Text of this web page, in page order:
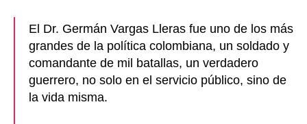
El Dr. Germán Vargas Lleras fue uno de los más
grandes de la política colombiana, un soldado y
comandante de mil batallas, un verdadero
guerrero, no solo en el servicio público, sino de
la vida misma.